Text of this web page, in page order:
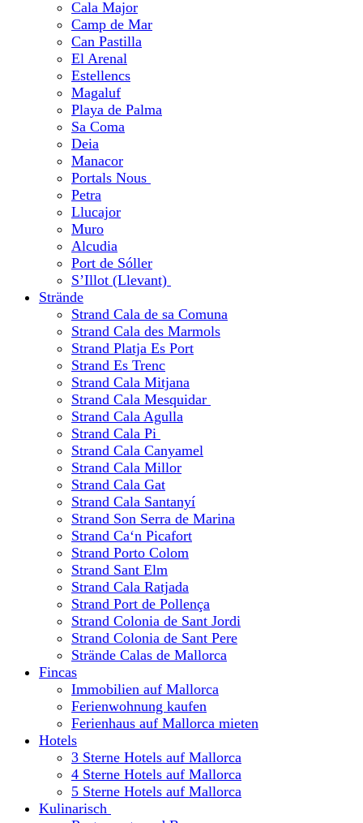
Cala Major
Camp de Mar
Can Pastilla
El Arenal
Estellencs
Magaluf
Playa de Palma
Sa Coma
Deia
Manacor
Portals Nous
Petra
Llucajor
Muro
Alcudia
Port de Sóller
S’Illot (Llevant)
Strände
Strand Cala de sa Comuna
Strand Cala des Marmols
Strand Platja Es Port
Strand Es Trenc
Strand Cala Mitjana
Strand Cala Mesquidar
Strand Cala Agulla
Strand Cala Pi
Strand Cala Canyamel
Strand Cala Millor
Strand Cala Gat
Strand Cala Santanyí
Strand Son Serra de Marina
Strand Ca‘n Picafort
Strand Porto Colom
Strand Sant Elm
Strand Cala Ratjada
Strand Port de Pollença
Strand Colonia de Sant Jordi
Strand Colonia de Sant Pere
Strände Calas de Mallorca
Fincas
Immobilien auf Mallorca
Ferienwohnung kaufen
Ferienhaus auf Mallorca mieten
Hotels
3 Sterne Hotels auf Mallorca
4 Sterne Hotels auf Mallorca
5 Sterne Hotels auf Mallorca
Kulinarisch